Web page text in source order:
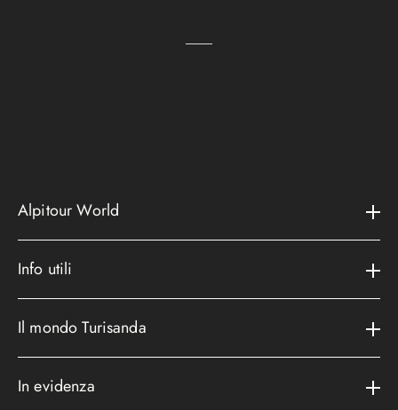
Alpitour World
AWARD
Area riservata
Convenzioni
Info utili
Metodi di pagamento
Il mondo Turisanda
In evidenza